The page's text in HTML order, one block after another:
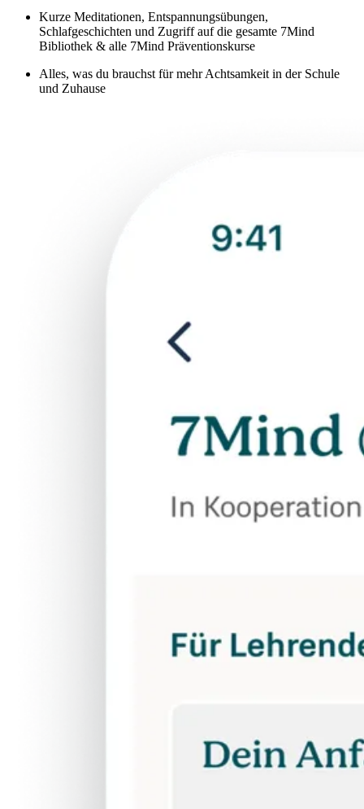
Kurze Meditationen, Entspannungsübungen,
Schlafgeschichten und Zugriff auf die gesamte 7Mind
Bibliothek & alle 7Mind Präventionskurse
Alles, was du brauchst für mehr Achtsamkeit in der Schule
und Zuhause